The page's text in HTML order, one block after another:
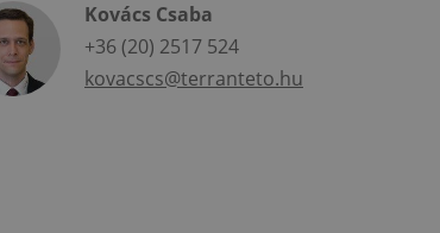
Kovács Csaba
+36 (20) 2517 524
kovacscs@terranteto.hu